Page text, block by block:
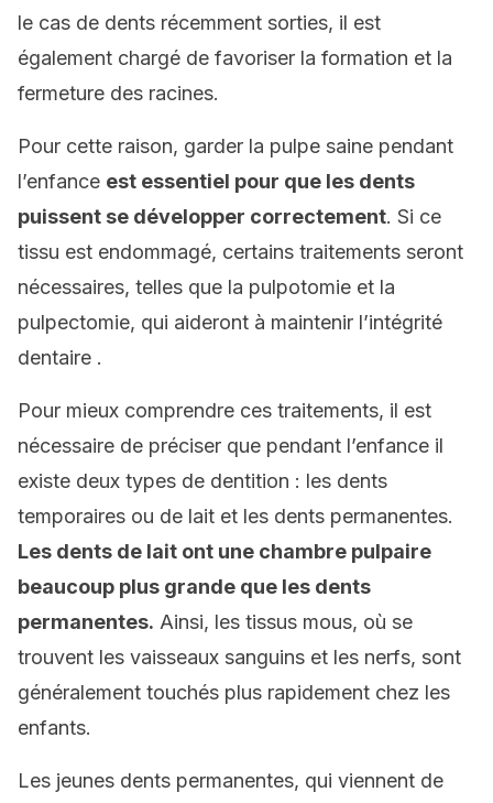
le cas de dents récemment sorties, il est
également chargé de favoriser la formation et la
fermeture des racines.
Pour cette raison, garder la pulpe saine pendant
l’enfance est essentiel pour que les dents
puissent se développer correctement. Si ce
tissu est endommagé, certains traitements seront
nécessaires, telles que la pulpotomie et la
pulpectomie, qui aideront à maintenir l’intégrité
dentaire .
Pour mieux comprendre ces traitements, il est
nécessaire de préciser que pendant l’enfance il
existe deux types de dentition : les dents
temporaires ou de lait et les dents permanentes.
Les dents de lait ont une chambre pulpaire
beaucoup plus grande que les dents
permanentes. Ainsi, les tissus mous, où se
trouvent les vaisseaux sanguins et les nerfs, sont
généralement touchés plus rapidement chez les
enfants.
Les jeunes dents permanentes, qui viennent de